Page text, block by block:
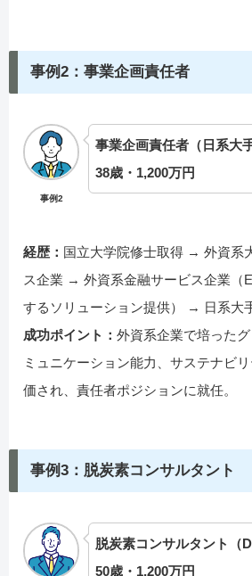
事例2：事業企画責任者
事例2
事業企画責任者（日系大
38歳・1,200万円
経歴： 国立大学院修士取得 → 外資系
ス企業 → 外資系金融サービス企業（
するソリューション提供） → 日系大
成功ポイント： 外資系企業で培った
ミュニケーション能力、サステナビ
価され、責任者ポジションに就任。
事例3：脱炭素コンサルタント
脱炭素コンサルタント（
50歳・1,200万円